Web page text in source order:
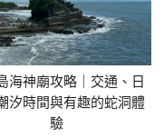
海神廟攻略｜交通、日
汐時間與有趣的蛇洞體
驗